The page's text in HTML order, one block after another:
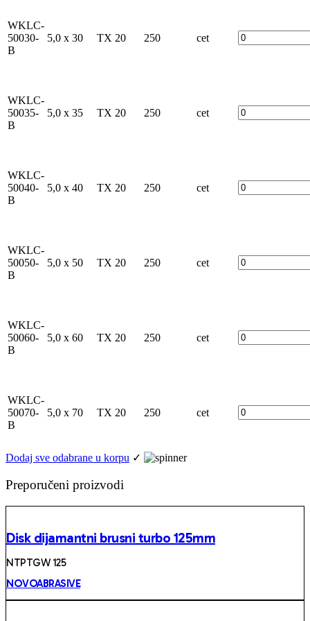
WKLC-
50030-
B
5,0 x 30 TX 20 250 cet
WKLC-
50035-
B
5,0 x 35 TX 20 250 cet
WKLC-
50040-
B
5,0 x 40 TX 20 250 cet
WKLC-
50050-
B
5,0 x 50 TX 20 250 cet
WKLC-
50060-
B
5,0 x 60 TX 20 250 cet
WKLC-
50070-
B
5,0 x 70 TX 20 250 cet
Dodaj sve odabrane u korpu ✓
Preporučeni proizvodi
Disk dijamantni brusni turbo 125mm
NTPTGW 125
NOVOABRASIVE